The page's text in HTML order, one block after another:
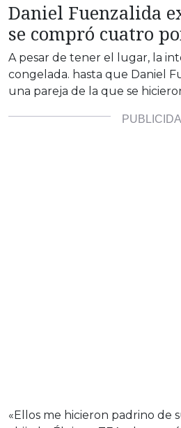
Daniel Fuenzalida
se compró cuatro
A pesar de tener el lugar, la
congelada. hasta que Daniel
una pareja de la que se
«Ellos me hicieron padrino de